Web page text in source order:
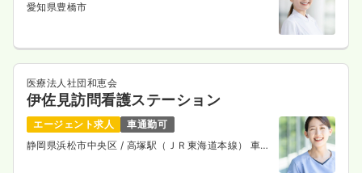
愛知県豊橋市
医療法人社団和恵会
伊佐見訪問看護ステーション
エージェント求人
車通勤可
静岡県浜松市中央区 / 高塚駅（ＪＲ東海道本線） 車